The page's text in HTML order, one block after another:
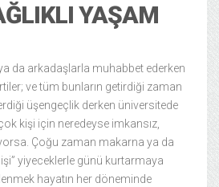
YAŞAM
da arkadaşlarla muhabbet ederken
ve tüm bunların getirdiği zaman
üşengeçlik derken üniversitede
kişi için neredeyse imkansız,
Çoğu zaman makarna ya da
yiyeceklerle günü kurtarmaya
hayatın her döneminde